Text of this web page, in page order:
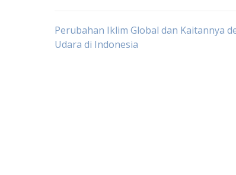
Post
Perubahan Iklim Global dan Kaitannya
Udara di Indonesia